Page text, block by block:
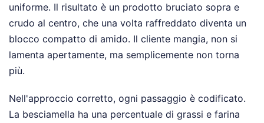
uniforme. Il risultato è un prodotto bruciato sopra e
crudo al centro, che una volta raffreddato diventa un
blocco compatto di amido. Il cliente mangia, non si
lamenta apertamente, ma semplicemente non torna
più.
Nell'approccio corretto, ogni passaggio è codificato.
La besciamella ha una percentuale di grassi e farina